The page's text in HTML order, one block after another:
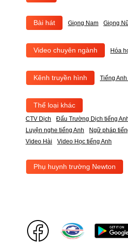
Bài hát Giọng Nam Giọng
Video chuyên ngành Hóa
Kênh truyền hình Tiếng Anh
Thể loại khác
CTV Dịch Đấu Trường Dịch tiếng
Luyện nghe tiếng Anh
Ngữ pháp
Video Hài
Video Học tiếng Anh
Phụ huynh trường Newton